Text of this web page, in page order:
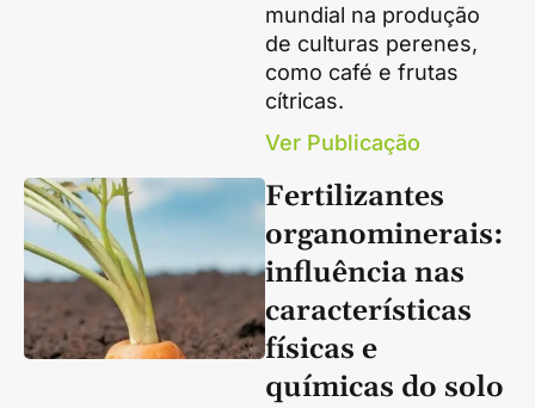
mundial na produção
de culturas perenes,
como café e frutas
cítricas.
Ver Publicação
Fertilizantes
organominerais:
influência nas
características
físicas e
químicas do solo